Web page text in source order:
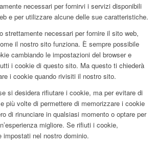
necessari per fornirvi i servizi disponibili
e per utilizzare alcune delle sue caratteristiche.
strettamente necessari per fornire il sito web,
il nostro sito funziona. È sempre possibile
cambiando le impostazioni del browser e
i cookie di questo sito. Ma questo ti chiederà
i cookie quando rivisiti il nostro sito.
si desidera rifiutare i cookie, ma per evitare di
più volte di permettere di memorizzare i cookie
di rinunciare in qualsiasi momento o optare per
migliore. Se rifiuti i cookie,
nel nostro dominio.